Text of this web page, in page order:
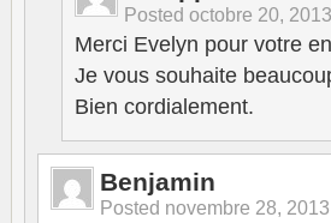
Posted octobre 20,
Merci Evelyn pour votre
Je vous souhaite
Bien cordialement.
Benjamin
Posted novembre 28,